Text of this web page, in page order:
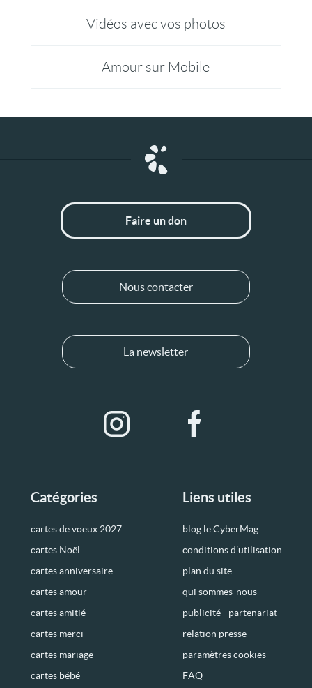
Vidéos avec vos photos
Amour sur Mobile
Catégories
cartes de voeux 2027
cartes Noël
cartes anniversaire
cartes amour
cartes amitié
cartes merci
cartes mariage
cartes bébé
Liens utiles
blog le CyberMag
conditions d’utilisation
plan du site
qui sommes-nous
publicité - partenariat
relation presse
paramètres cookies
FAQ
Faire un don
Nous contacter
La newsletter